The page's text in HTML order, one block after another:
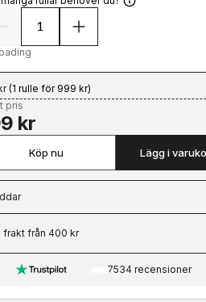
(1 rulle för 999 kr)
pris
kr
Köp nu Lägg i
frakt från 400 kr
7534 recensioner